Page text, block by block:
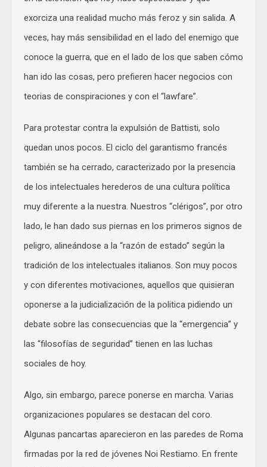
exorciza una realidad mucho más feroz y sin salida. A
veces, hay más sensibilidad en el lado del enemigo que
conoce la guerra, que en el lado de los que saben cómo
han ido las cosas, pero prefieren hacer negocios con
teorias de conspiraciones y con el “lawfare”.
Para protestar contra la expulsión de Battisti, solo
quedan unos pocos. El ciclo del garantismo francés
también se ha cerrado, caracterizado por la presencia
de los intelectuales herederos de una cultura política
muy diferente a la nuestra. Nuestros “clérigos”, por otro
lado, le han dado sus piernas en los primeros signos de
peligro, alineándose a la “razón de estado” según la
tradición de los intelectuales italianos. Son muy pocos
y con diferentes motivaciones, aquellos que quisieran
oponerse a la judicialización de la politica pidiendo un
debate sobre las consecuencias que la “emergencia” y
las “filosofías de seguridad” tienen en las luchas
sociales de hoy.
Algo, sin embargo, parece ponerse en marcha. Varias
organizaciones populares se destacan del coro.
Algunas pancartas aparecieron en las paredes de Roma
firmadas por la red de jóvenes Noi Restiamo. En frente